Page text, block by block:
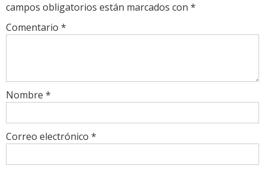
campos obligatorios están marcados con *
Comentario *
Nombre *
Correo electrónico *